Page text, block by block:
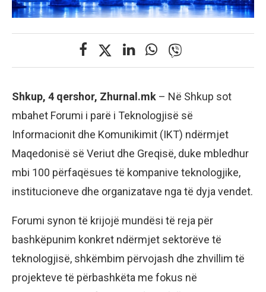
Shkup, 4 qershor, Zhurnal.mk – Në Shkup sot
mbahet Forumi i parë i Teknologjisë së
Informacionit dhe Komunikimit (IKT) ndërmjet
Maqedonisë së Veriut dhe Greqisë, duke mbledhur
mbi 100 përfaqësues të kompanive teknologjike,
institucioneve dhe organizatave nga të dyja vendet.
Forumi synon të krijojë mundësi të reja për
bashkëpunim konkret ndërmjet sektorëve të
teknologjisë, shkëmbim përvojash dhe zhvillim të
projekteve të përbashkëta me fokus në